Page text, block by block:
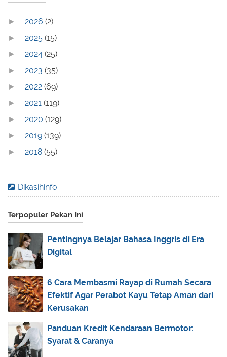
► 2026 (2)
► 2025 (15)
► 2024 (25)
► 2023 (35)
► 2022 (69)
► 2021 (119)
► 2020 (129)
► 2019 (139)
► 2018 (55)
(70)
► 2016(83)
► 2014(44)
► 2013
► 2012 (40)
► 2011
▼ 2010 (83)
► December(26)
► November(30)
▼ October(26)
BAZIGHA DAN PESONA YUSUF
Dikasihinfo
Terpopuler Pekan Ini
Pentingnya Belajar Bahasa Inggris di Era
Digital
6 Cara Membasmi Rayap di Rumah Secara
Efektif Agar Perabot Kayu Tetap Aman dari
Kerusakan
Panduan Kredit Kendaraan Bermotor:
Syarat & Caranya